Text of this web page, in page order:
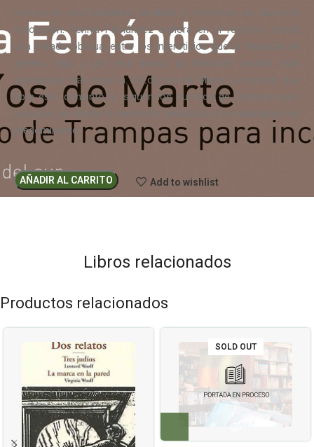
resolución. Yeniva Fernández explora en el realismo desde
una mirado oblicua, entre los intersticios que la literatura de
reveladora, más incisiva. A Los ríos de Marte, la nouvelle que
abre este conjunto, le siguen los cuentos de Trampas para
predominante.
AÑADIR AL CARRITO Add to wishlist
Libros relacionados
Productos relacionados
SOLD OUT